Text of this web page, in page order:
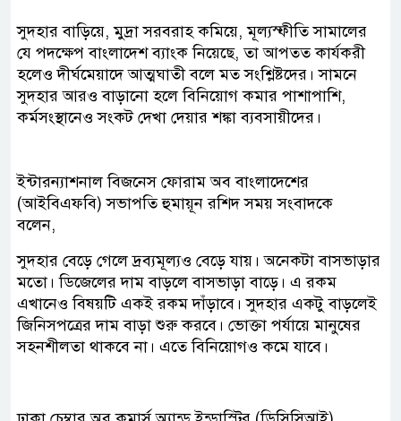
সুদহার বাড়িয়ে, মুদ্রা সরবরাহ কমিয়ে, মূল্যস্ফীতি সামালের
যে পদক্ষেপ বাংলাদেশ ব্যাংক নিয়েছে, তা আপতত কার্যকরী
হলেও দীর্ঘমেয়াদে আত্মঘাতী বলে মত সংশ্লিষ্টদের। সামনে
সুদহার আরও বাড়ানো হলে বিনিয়োগ কমার পাশাপাশি,
কর্মসংস্থানেও সংকট দেখা দেয়ার শঙ্কা ব্যবসায়ীদের।
ইন্টারন্যাশনাল বিজনেস ফোরাম অব বাংলাদেশের
(আইবিএফবি) সভাপতি হুমায়ূন রশিদ সময় সংবাদকে
বলেন,
সুদহার বেড়ে গেলে দ্রব্যমূল্যও বেড়ে যায়। অনেকটা বাসভাড়ার
মতো। ডিজেলের দাম বাড়লে বাসভাড়া বাড়ে। এ রকম
এখানেও বিষয়টি একই রকম দাঁড়াবে। সুদহার একটু বাড়লেই
জিনিসপত্রের দাম বাড়া শুরু করবে। ভোক্তা পর্যায়ে মানুষের
সহনশীলতা থাকবে না। এতে বিনিয়োগও কমে যাবে।